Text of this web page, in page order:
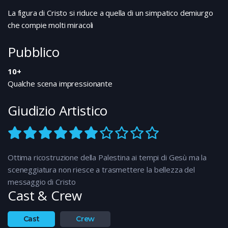
La figura di Cristo si riduce a quella di un simpatico demiurgo
che compie molti miracoli
Pubblico
10+
Qualche scena impressionante
Giudizio Artistico
Ottima ricostruzione della Palestina ai tempi di Gesù ma la
sceneggiatura non riesce a trasmettere la bellezza del
messaggio di Cristo
Cast & Crew
Cast Crew